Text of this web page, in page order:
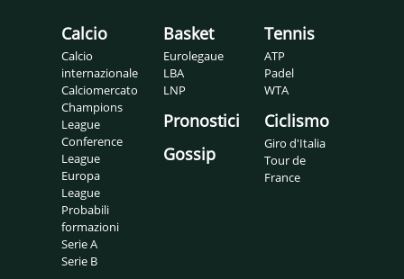
Calcio
Calcio
internazionale
Calciomercato
Champions
League
Conference
League
Europa
League
Probabili
formazioni
Serie A
Serie B
Basket
Eurolegaue
LBA
LNP
Pronostici
Gossip
Tennis
ATP
Padel
WTA
Ciclismo
Giro d'Italia
Tour de
France